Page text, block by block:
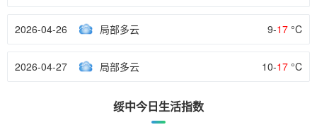
2026-04-26 局部多云 9-17 °C
2026-04-27 局部多云 10-17 °C
绥中今日生活指数